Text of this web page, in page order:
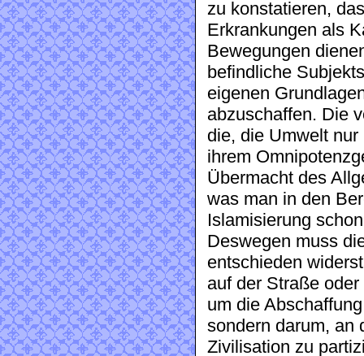
zu konstatieren,
Erkrankungen als
Bewegungen
befindliche
eigenen
abzuschaffen. Die
die, die Umwelt
ihrem
Übermacht des
was man in den
Islamisierung
Deswegen muss
entschieden
auf der Straße
um die
sondern darum, an
Zivilisation zu